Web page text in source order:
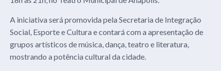
A iniciativa será promovida pela Secretaria de Integração
Social, Esporte e Cultura e contará com a apresentação de
grupos artísticos de música, dança, teatro e literatura,
mostrando a potência cultural da cidade.